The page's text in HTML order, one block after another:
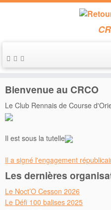
Passer
auAccueil » collège Pierre de Dreux
Bienvenue au CRCO
Le Club Rennais de Course
Il est sous la tutelle
Il a signé l'engagement
Les dernières
Le Noct’O Cesson 2026
Le Défi 100 balises 2025